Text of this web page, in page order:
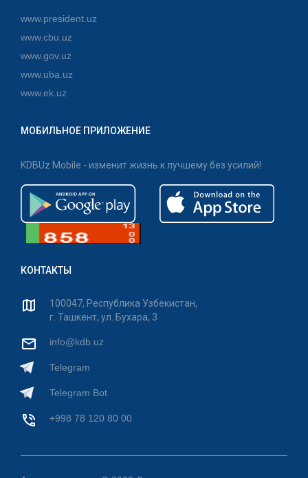
www.president.uz
www.cbu.uz
www.gov.uz
www.uba.uz
www.ek.uz
МОБИЛЬНОЕ ПРИЛОЖЕНИЕ
KDBUz Mobile - изменит жизнь к лучшему без усилий!
КОНТАКТЫ
100047, Республика Узбекистан,
г. Ташкент, ул. Бухара, 3
info@kdb.uz
Telegram
Telegram Bot
+998 78 120 80 00